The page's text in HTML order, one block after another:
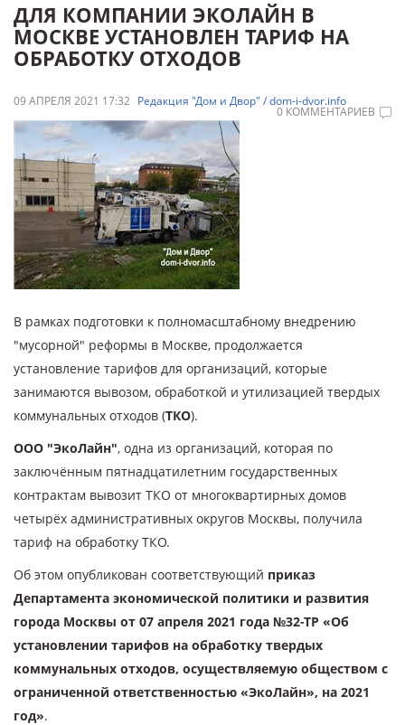
ДЛЯ КОМПАНИИ ЭКОЛАЙН В
МОСКВЕ УСТАНОВЛЕН ТАРИФ НА
ОБРАБОТКУ ОТХОДОВ
09 АПРЕЛЯ 2021 17:32 Редакция "Дом и Двор" / dom-i-dvor.info
0 КОММЕНТАРИЕВ
В рамках подготовки к полномасштабному внедрению
"мусорной" реформы в Москве, продолжается
установление тарифов для организаций, которые
занимаются вывозом, обработкой и утилизацией твердых
коммунальных отходов (ТКО).
ООО "ЭкоЛайн", одна из организаций, которая по
заключённым пятнадцатилетним государственных
контрактам вывозит ТКО от многоквартирных домов
четырёх административных округов Москвы, получила
тариф на обработку ТКО.
Об этом опубликован соответствующий приказ
Департамента экономической политики и развития
города Москвы от 07 апреля 2021 года №32-ТР «Об
установлении тарифов на обработку твердых
коммунальных отходов, осуществляемую обществом с
ограниченной ответственностью «ЭкоЛайн», на 2021
год».